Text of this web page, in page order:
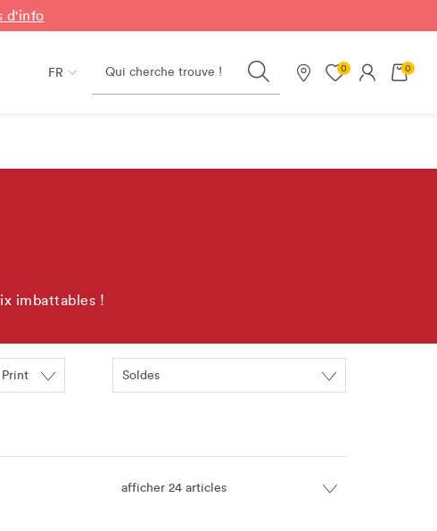
d'info
FR Search
Nos magasins
0 0
imbattables !
Print